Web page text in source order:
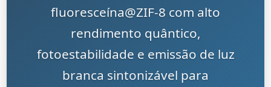
fluoresceína@ZIF-8 com alto
rendimento quântico,
fotoestabilidade e emissão de luz
branca sintonizável para